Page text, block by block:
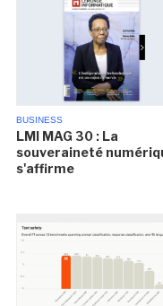
BUSINESS
LMI MAG 30 : La
souveraineté
s'affirme